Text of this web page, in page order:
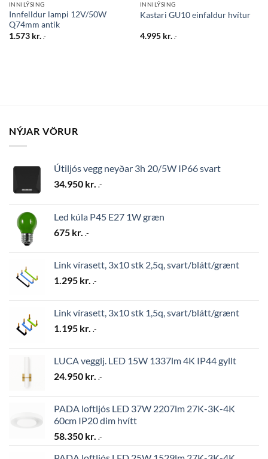
INNILÝSING
Innfelldur lampi 12V/50W
Q74mm antik
1.573 kr. .-
INNILÝSING
Kastari GU10 einfaldur hvítur
4.995 kr. .-
NÝJAR VÖRUR
Útiljós vegg neyðar 3h 20/5W IP66 svart
34.950 kr. .-
Led kúla P45 E27 1W græn
675 kr. .-
Link vírasett, 3x10 stk 2,5q, svart/blátt/grænt
1.295 kr. .-
Link vírasett, 3x10 stk 1,5q, svart/blátt/grænt
1.195 kr. .-
LUCA vegglj. LED 15W 1337lm 4K IP44 gyllt
24.950 kr. .-
PADA loftljós LED 37W 2207lm 27K-3K-4K
60cm IP20 dim hvítt
58.350 kr. .-